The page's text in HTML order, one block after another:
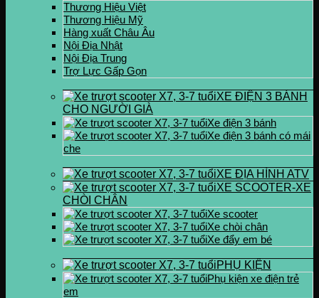
Thương Hiệu Việt
Thương Hiệu Mỹ
Hàng xuất Châu Âu
Nội Địa Nhật
Nội Địa Trung
Trợ Lực Gấp Gọn
XE ĐIỆN 3 BÁNH
CHO NGƯỜI GIÀ
Xe điện 3 bánh
Xe điện 3 bánh có mái
che
XE ĐỊA HÌNH ATV
XE SCOOTER-XE
CHÒI CHÂN
Xe scooter
Xe chòi chân
Xe đẩy em bé
PHỤ KIỆN
Phụ kiện xe điện trẻ
em